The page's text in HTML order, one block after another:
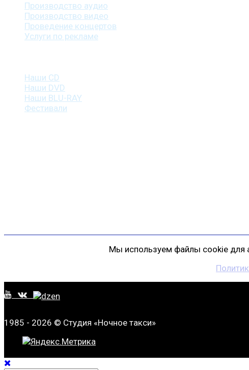
Производство аудио
Производство видео
Проведение концертов
Услуги по рекламе
Наши CD
Наши DVD
Наши BLU-RAY
Фестивали
Мы используем файлы cookie для
1985 - 2026 © Студия «Ночное такси»